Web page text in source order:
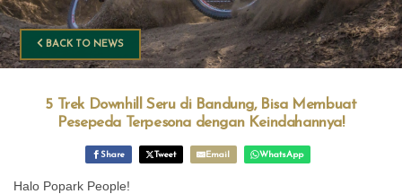
BACK TO NEWS
5 Trek Downhill Seru di Bandung, Bisa Membuat
Pesepeda Terpesona dengan Keindahannya!
Share Tweet Email WhatsApp
Halo Popark People!